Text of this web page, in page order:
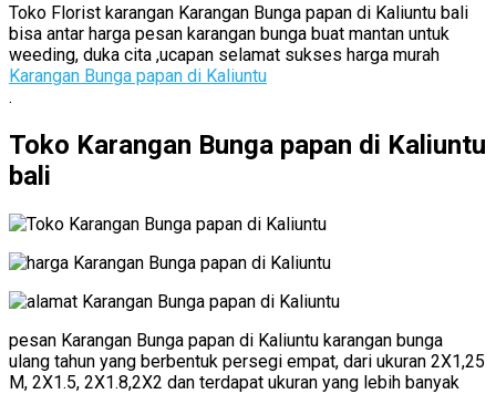
Toko Florist karangan Karangan Bunga papan di Kaliuntu bali
bisa antar harga pesan karangan bunga buat mantan untuk
weeding, duka cita ,ucapan selamat sukses harga murah
Karangan Bunga papan di Kaliuntu
.
Toko Karangan Bunga papan di Kaliuntu
bali
pesan Karangan Bunga papan di Kaliuntu karangan bunga
ulang tahun yang berbentuk persegi empat, dari ukuran 2X1,25
M, 2X1.5, 2X1.8,2X2 dan terdapat ukuran yang lebih banyak